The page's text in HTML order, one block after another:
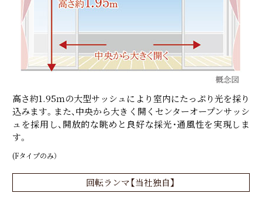
高さ約1.95ｍの大型サッシュにより室内にたっぷり光を採り
込みます。また、中央から大きく開くセンターオープンサッシ
ュを採用し、開放的な眺めと良好な採光・通風性を実現しま
す。
(Fタイプのみ）
回転ランマ【当社独自】